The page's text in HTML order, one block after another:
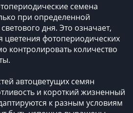
семена
при определенной
дня. Это означает,
цветения фотопериодических
контролировать количество
автоцветущих семян
и короткий жизненный
к разным условиям